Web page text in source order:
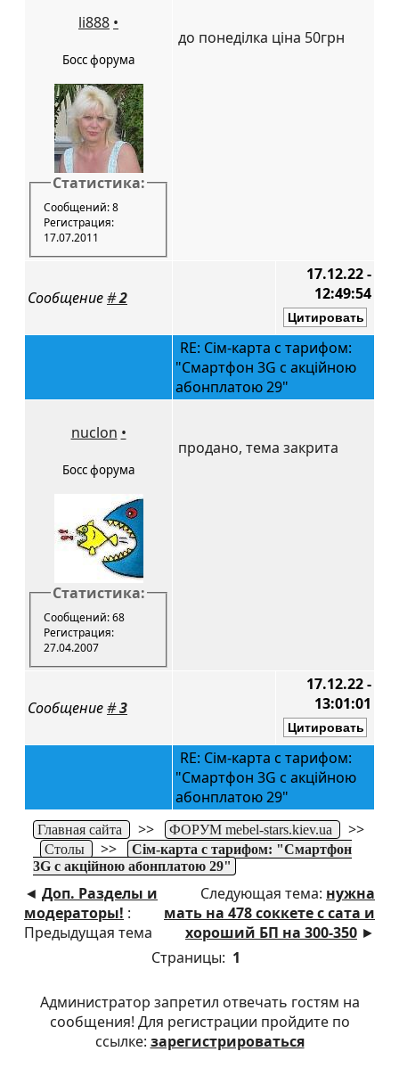
li888 •
Босс форума
Статистика:
Сообщений: 8
Регистрация:
17.07.2011
до понеділка ціна 50грн
Сообщение#2
17.12.22 -
12:49:54
RE: Сім-карта с тарифом:
"Смартфон 3G с акційною
абонплатою 29"
nuclon •
Босс форума
Статистика:
Сообщений: 68
Регистрация:
27.04.2007
продано, тема закрита
Сообщение#3
17.12.22 -
13:01:01
RE: Сім-карта с тарифом:
"Смартфон 3G с акційною
абонплатою 29"
Главная сайта >> ФОРУМ mebel-stars.kiev.ua >>
Столы >>
Сім-карта с тарифом: "Смартфон
3G с акційною абонплатою 29"
◄ Доп. Разделы и
модераторы! :
Предыдущая тема
Следующая тема: нужна
мать на 478 соккете с сата и
хороший БП на 300-350 ►
Страницы: 1
Администратор запретил отвечать гостям на
сообщения! Для регистрации пройдите по
ссылке: зарегистрироваться